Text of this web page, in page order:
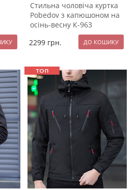
Стильна чоловіча куртка
Pobedov з капюшоном на
осінь-весну К-963
2299 грн.